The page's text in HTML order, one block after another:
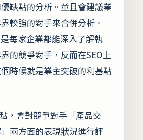
缺點的分析。並且會建議業
較強的對手來合併分析。
每家企業都能深入了解執
的競爭對手，反而在SEO上
時候就是業主突破的利基點
，會對競爭對手「產品交
兩方面的表現狀況進行評